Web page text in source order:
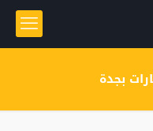
بجدة